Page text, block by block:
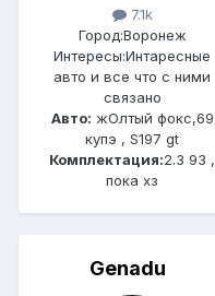
7.1k
Город:Boронеж
Интересы:Интаресные
авто и все что с ними
связано
Авто: жОлтый фокс,69
купэ , S197 gt
Комплектация:2.3 93 ,
пока хз
Genadu